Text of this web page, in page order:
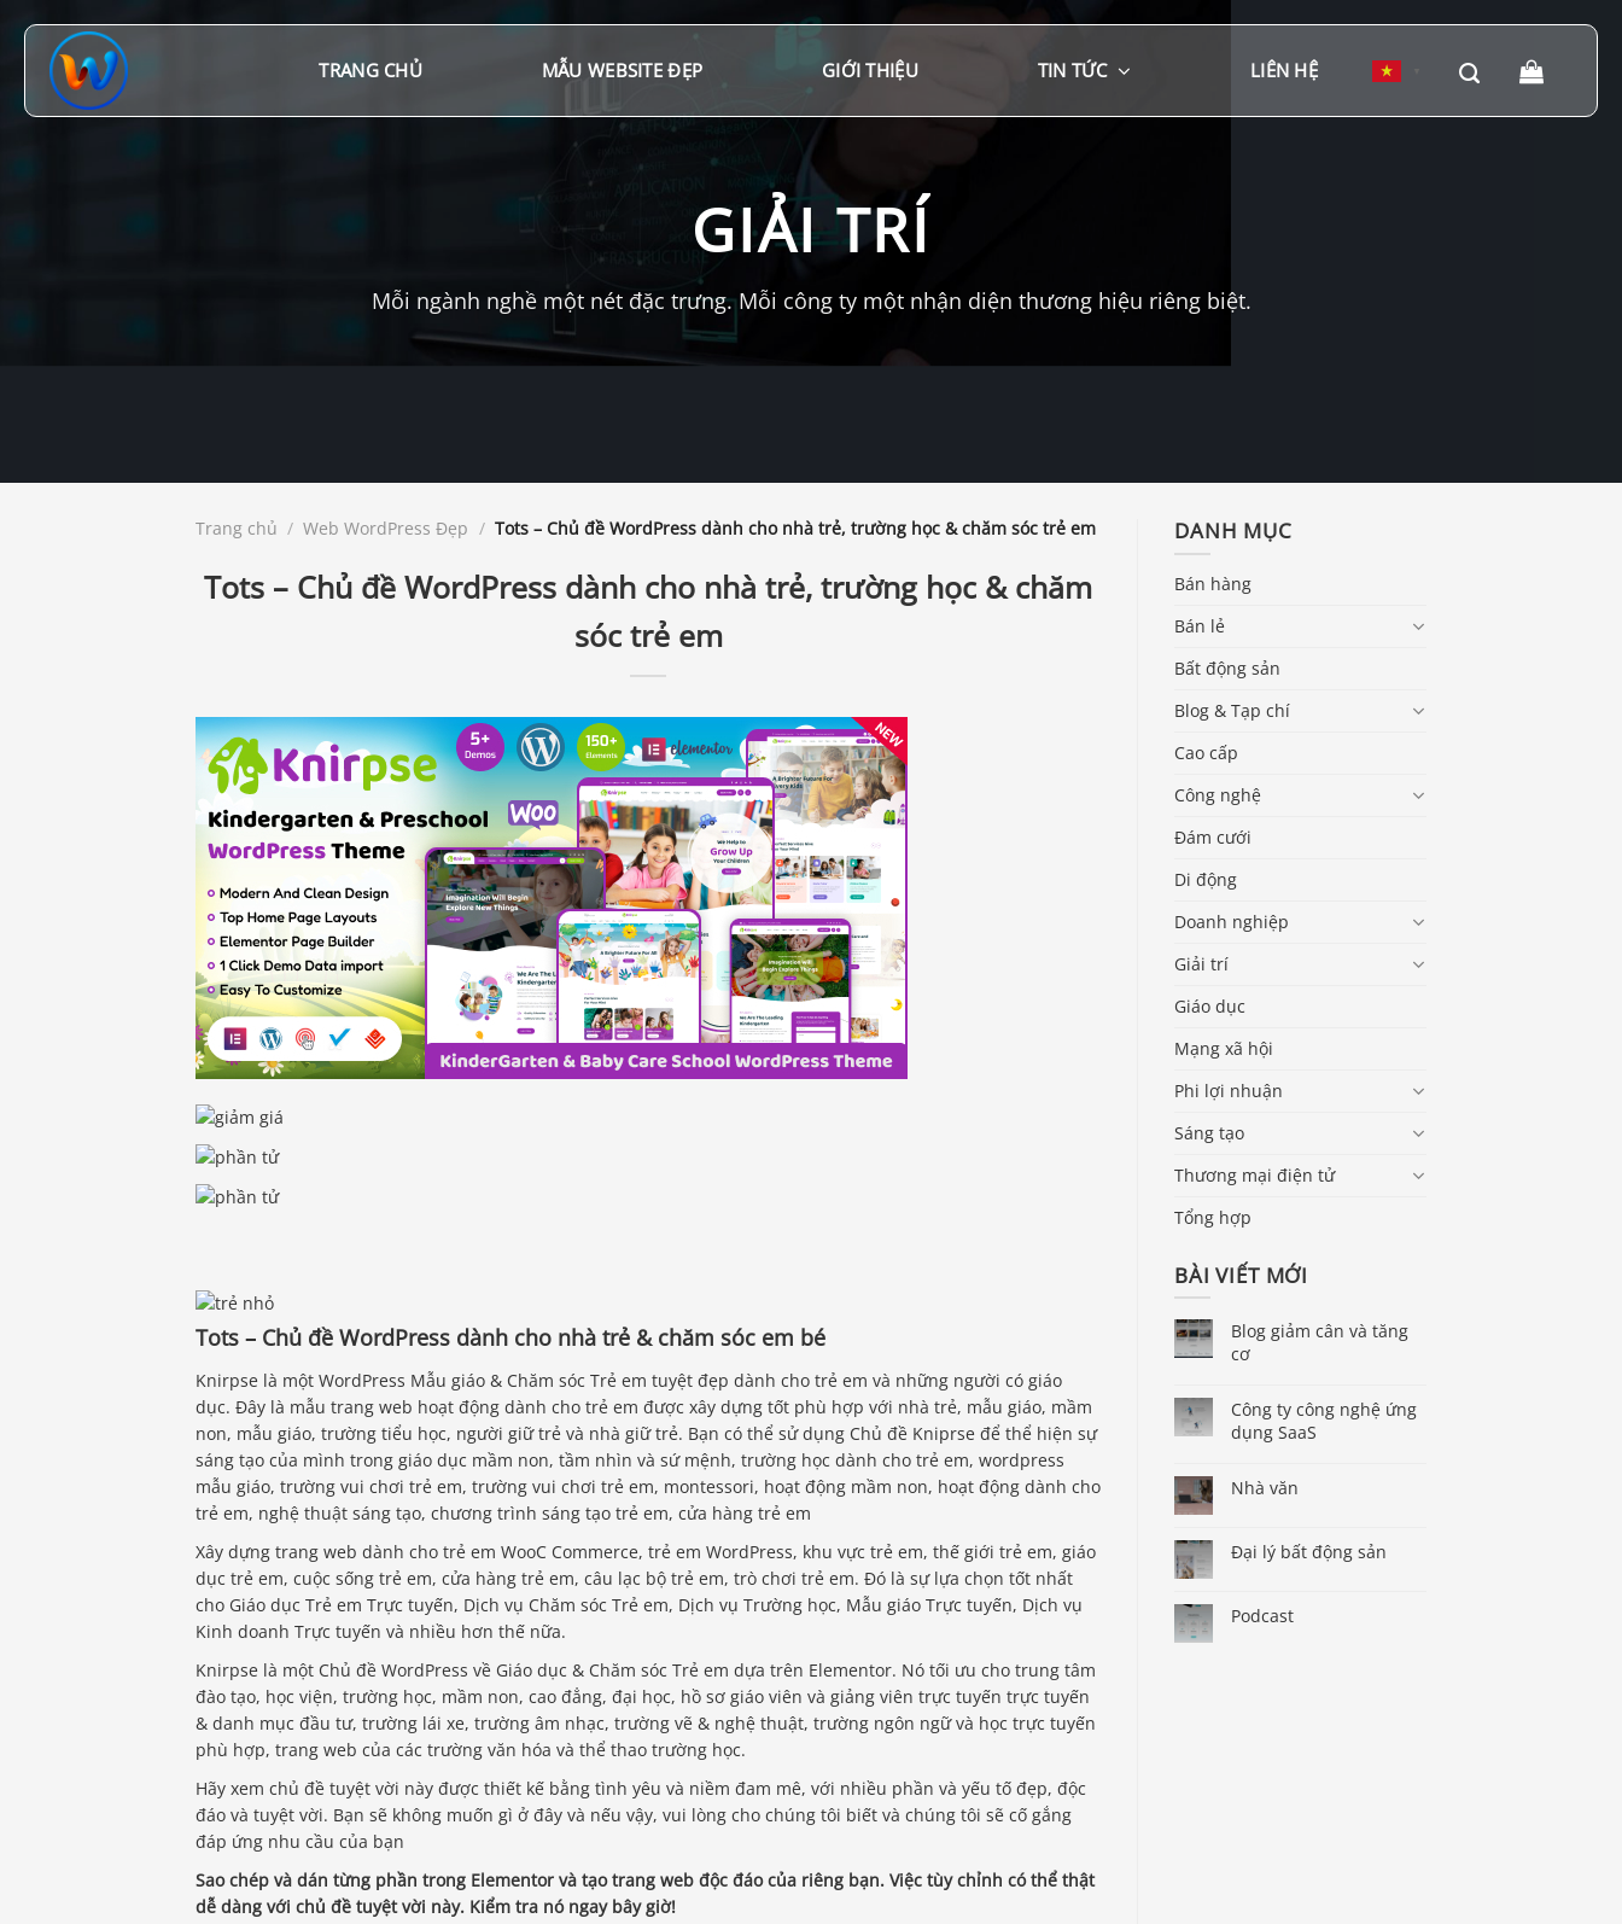
đến
TRANG CHỦ MẪU WEBSITE ĐẸP GIỚI THIỆU TIN TỨC LIÊN HỆ
GIẢI TRÍ
Mỗi ngành nghề một nét đặc trưng. Mỗi công ty một nhận diện thương hiệu riêng biệt.
Trang chủ / Web WordPress Đẹp / Tots – Chủ đề WordPress dành cho nhà trẻ, trường học & chăm sóc trẻ em
Tots – Chủ đề WordPress dành cho nhà trẻ, trường học & chăm
sóc trẻ em
Tots – Chủ đề WordPress dành cho nhà trẻ & chăm sóc em bé
Knirpse là một WordPress Mẫu giáo & Chăm sóc Trẻ em tuyệt đẹp dành cho trẻ em và những người có giáo
dục. Đây là mẫu trang web hoạt động dành cho trẻ em được xây dựng tốt phù hợp với nhà trẻ, mẫu giáo, mầm
non, mẫu giáo, trường tiểu học, người giữ trẻ và nhà giữ trẻ. Bạn có thể sử dụng Chủ đề Kniprse để thể hiện sự
sáng tạo của mình trong giáo dục mầm non, tầm nhìn và sứ mệnh, trường học dành cho trẻ em, wordpress
mẫu giáo, trường vui chơi trẻ em, trường vui chơi trẻ em, montessori, hoạt động mầm non, hoạt động dành cho
trẻ em, nghệ thuật sáng tạo, chương trình sáng tạo trẻ em, cửa hàng trẻ em
Xây dựng trang web dành cho trẻ em WooC Commerce, trẻ em WordPress, khu vực trẻ em, thế giới trẻ em, giáo
dục trẻ em, cuộc sống trẻ em, cửa hàng trẻ em, câu lạc bộ trẻ em, trò chơi trẻ em. Đó là sự lựa chọn tốt nhất
cho Giáo dục Trẻ em Trực tuyến, Dịch vụ Chăm sóc Trẻ em, Dịch vụ Trường học, Mẫu giáo Trực tuyến, Dịch vụ
Kinh doanh Trực tuyến và nhiều hơn thế nữa.
Knirpse là một Chủ đề WordPress về Giáo dục & Chăm sóc Trẻ em dựa trên Elementor. Nó tối ưu cho trung tâm
đào tạo, học viện, trường học, mầm non, cao đẳng, đại học, hồ sơ giáo viên và giảng viên trực tuyến trực tuyến
& danh mục đầu tư, trường lái xe, trường âm nhạc, trường vẽ & nghệ thuật, trường ngôn ngữ và học trực tuyến
phù hợp, trang web của các trường văn hóa và thể thao trường học.
Hãy xem chủ đề tuyệt vời này được thiết kế bằng tình yêu và niềm đam mê, với nhiều phần và yếu tố đẹp, độc
đáo và tuyệt vời. Bạn sẽ không muốn gì ở đây và nếu vậy, vui lòng cho chúng tôi biết và chúng tôi sẽ cố gắng
đáp ứng nhu cầu của bạn
Sao chép và dán từng phần trong Elementor và tạo trang web độc đáo của riêng bạn. Việc tùy chỉnh có thể thật
dễ dàng với chủ đề tuyệt vời này. Kiểm tra nó ngay bây giờ!
DANH MỤC
Bán hàng
Bán lẻ
Bất động sản
Blog & Tạp chí
Cao cấp
Công nghệ
Đám cưới
Di động
Doanh nghiệp
Giải trí
Giáo dục
Mạng xã hội
Phi lợi nhuận
Sáng tạo
Thương mại điện tử
Tổng hợp
BÀI VIẾT MỚI
Blog giảm cân và tăng
cơ
Công ty công nghệ ứng
dụng SaaS
Nhà văn
Đại lý bất động sản
Podcast